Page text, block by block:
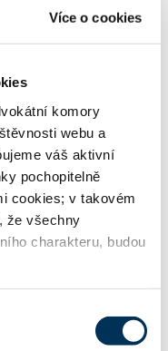
Více o cookies
komory
webu a
váš aktivní
pochopitelně
cookies; v takovém
že všechny
charakteru, budou
fúze a akvizice,